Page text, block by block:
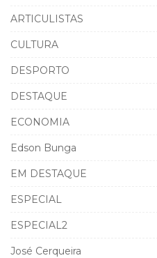
ARTICULISTAS
CULTURA
DESPORTO
DESTAQUE
ECONOMIA
Edson Bunga
EM DESTAQUE
ESPECIAL
ESPECIAL2
José Cerqueira